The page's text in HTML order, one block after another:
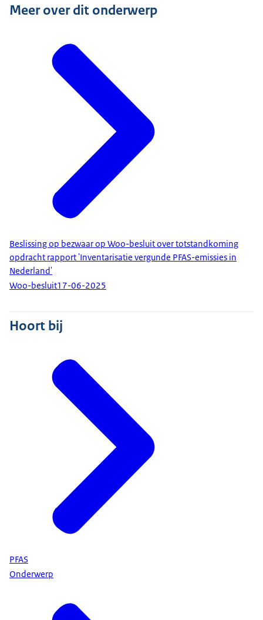
Meer over dit onderwerp
Beslissing op bezwaar op Woo-besluit over totstandkoming
opdracht rapport 'Inventarisatie vergunde PFAS-emissies in
Nederland'
Woo-besluit17-06-2025
Hoort bij
PFAS
Onderwerp